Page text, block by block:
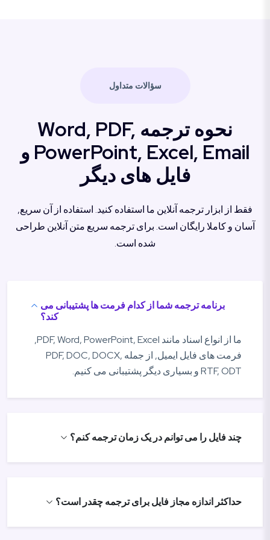
سؤالات متداول
نحوه ترجمه Word, PDF,
PowerPoint, Excel, Email و
فایل های دیگر
فقط از ابزار ترجمه آنلاین ما استفاده کنید. استفاده از آن سریع,
آسان و کاملا رایگان است. برای ترجمه سریع متن آنلاین طراحی
شده است.
برنامه ترجمه شما از کدام فرمت ها پشتیبانی می
کند؟
ما از انواع اسناد مانند PDF, Word, PowerPoint, Excel,
فرمت های فایل ایمیل, از جمله PDF, DOC, DOCX,
RTF, ODT و بسیاری دیگر پشتیبانی می کنیم.
چند فایل را می توانم در یک زمان ترجمه کنم؟
حداکثر اندازه مجاز فایل برای ترجمه چقدر است؟